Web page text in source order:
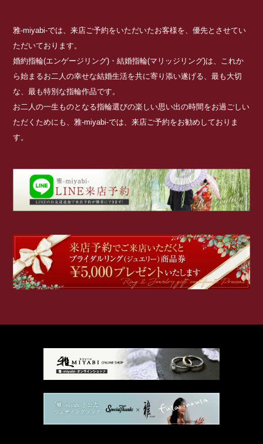
雅-miyabi-では、来店ご予約をいただいたお客様を、優先とさせてい
ただいております。
婚約指輪(エンゲージリング)・結婚指輪(マリッジリング)は、これか
ら始まるお二人の幸せな結婚生活を共に寄り添い遂げる、最も大切
な、最も特別な指輪作品です。
お二人の一生ものとなる指輪選びの楽しい思い出の時間をお過ごしい
ただくためにも、雅-miyabi-では、来店ご予約をお勧めしておりま
す。